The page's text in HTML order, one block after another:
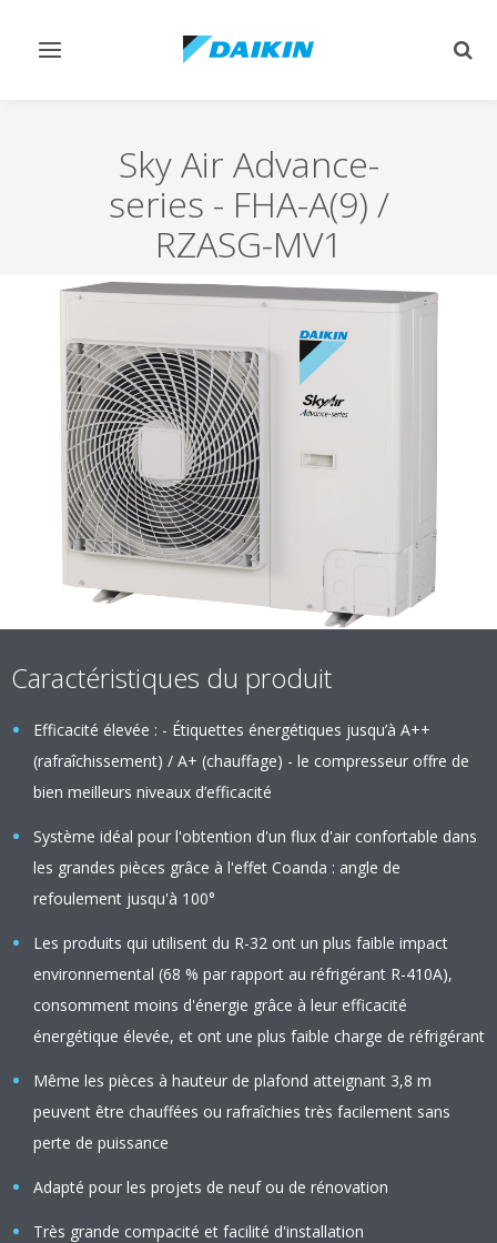
Afficher/masquer
Sky Air Advance-
series - FHA-A(9) /
RZASG-MV1
Caractéristiques du produit
Efficacité élevée : - Étiquettes énergétiques jusqu’à A++
(rafraîchissement) / A+ (chauffage) - le compresseur offre de
bien meilleurs niveaux d’efficacité
Système idéal pour l'obtention d'un flux d'air confortable dans
les grandes pièces grâce à l'effet Coanda : angle de
refoulement jusqu'à 100°
Les produits qui utilisent du R-32 ont un plus faible impact
environnemental (68 % par rapport au réfrigérant R-410A),
consomment moins d'énergie grâce à leur efficacité
énergétique élevée, et ont une plus faible charge de réfrigérant
Même les pièces à hauteur de plafond atteignant 3,8 m
peuvent être chauffées ou rafraîchies très facilement sans
perte de puissance
Adapté pour les projets de neuf ou de rénovation
Très grande compacité et facilité d'installation